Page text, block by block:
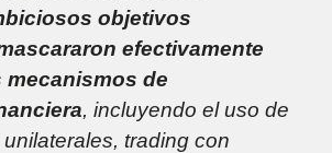
objetivos
efectivamente
de
, incluyendo el uso de
trading con